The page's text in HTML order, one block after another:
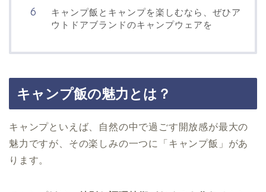
キャンプ飯とキャンプを楽しむなら、ぜひア
ウトドアブランドのキャンプウェアを
キャンプ飯の魅力とは？
キャンプといえば、自然の中で過ごす開放感が最大の
魅力ですが、その楽しみの一つに「キャンプ飯」があ
ります。